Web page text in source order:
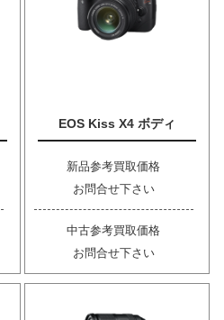
EOS Kiss X4 ボディ
新品参考買取価格
お問合せ下さい
中古参考買取価格
お問合せ下さい